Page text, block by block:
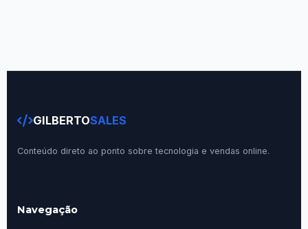
GILBERTOSALES
Conteúdo direto ao ponto sobre tecnologia e vendas online.
Navegação